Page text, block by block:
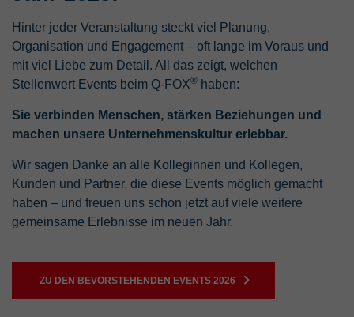
Hinter jeder Veranstaltung steckt viel Planung,
Organisation und Engagement – oft lange im Voraus und
mit viel Liebe zum Detail. All das zeigt, welchen
Stellenwert Events beim Q-FOX® haben:
Sie verbinden Menschen, stärken Beziehungen und
machen unsere Unternehmenskultur erlebbar.
Wir sagen Danke an alle Kolleginnen und Kollegen,
Kunden und Partner, die diese Events möglich gemacht
haben – und freuen uns schon jetzt auf viele weitere
gemeinsame Erlebnisse im neuen Jahr.
ZU DEN BEVORSTEHENDEN EVENTS 2026